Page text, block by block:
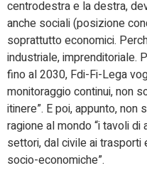
centrodestra e la destra,
anche sociali (posizione
soprattutto economici.
industriale, imprenditoriale.
fino al 2030, Fdi-Fi-Lega
monitoraggio continui, non
itinere”. E poi, appunto,
ragione al mondo “i tavoli
settori, dal civile ai trasporti
socio-economiche”.